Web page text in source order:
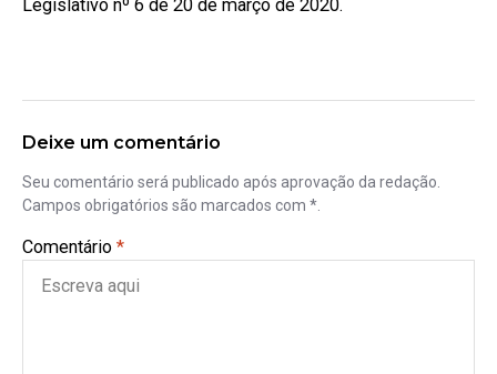
Legislativo nº 6 de 20 de março de 2020.
Deixe um comentário
Seu comentário será publicado após aprovação da redação.
Campos obrigatórios são marcados com *.
Comentário *